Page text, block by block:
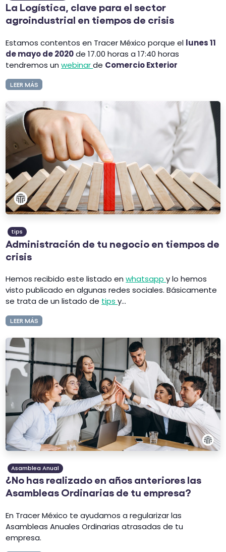
La Logística, clave para el sector
agroindustrial en tiempos de crisis
Estamos contentos en Tracer México porque el lunes 11
de mayo de 2020de 17.00 horas a 17:40 horas
tendremos unwebinarde Comercio Exterior
LEER MÁS
tips
Administración de tu negocio en tiempos de
crisis
Hemos recibido este listado enwhatsappy lo hemos
visto publicado en algunas redes sociales. Básicamente
se trata de un listado de tipsy...
LEER MÁS
Asamblea Anual
¿No has realizado en años anteriores las
Asambleas Ordinarias de tu empresa?
En Tracer México te ayudamos a regularizar las
Asambleas Anuales Ordinarias atrasadas de tu
empresa.